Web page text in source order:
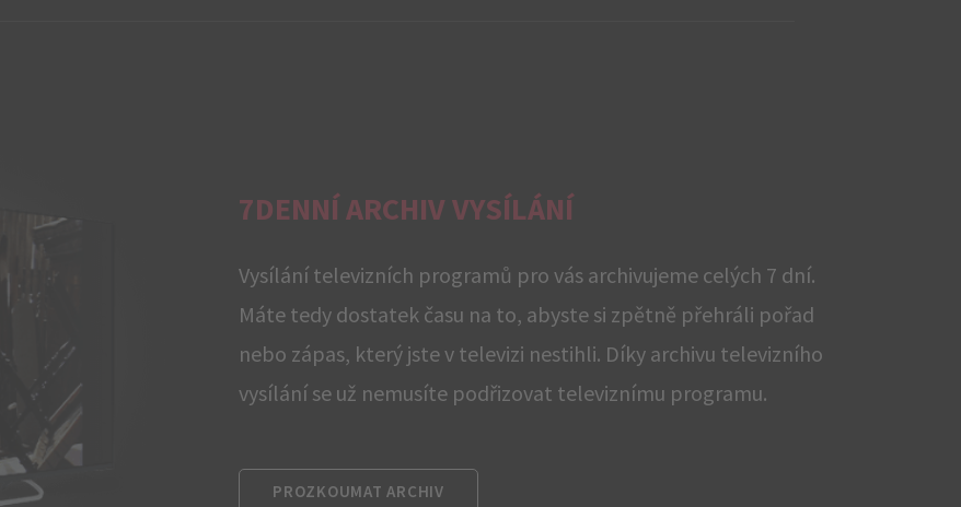
7DENNÍ ARCHIV VYSÍLÁNÍ
Vysílání televizních programů pro vás archivujeme celých 7 dní.
Máte tedy dostatek času na to, abyste si zpětně přehráli pořad
nebo zápas, který jste v televizi nestihli. Díky archivu televizního
vysílání se už nemusíte podřizovat televiznímu programu.
PROZKOUMAT ARCHIV